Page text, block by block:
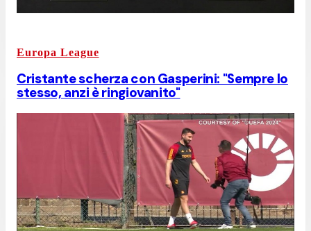
Europa League
Cristante scherza con Gasperini: "Sempre lo
stesso, anzi è ringiovanito"